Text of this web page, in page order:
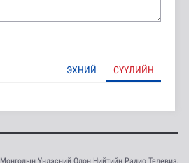
ЭХНИЙ СҮҮЛИЙН
Үндэсний Олон Нийтийн Радио Телевиз.